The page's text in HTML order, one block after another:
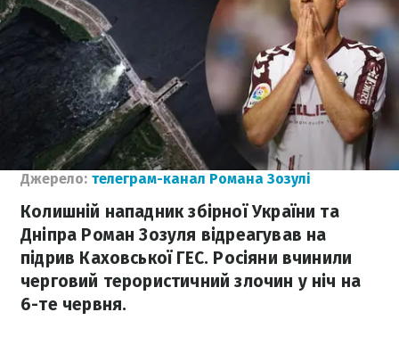
Джерело: телеграм-канал Романа Зозулі
Колишній нападник збірної України та
Дніпра Роман Зозуля відреагував на
підрив Каховської ГЕС. Росіяни вчинили
черговий терористичний злочин у ніч на
6-те червня.